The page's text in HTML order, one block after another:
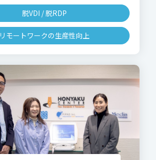
脱VDI / 脱RDP
リモートワークの生産性向上